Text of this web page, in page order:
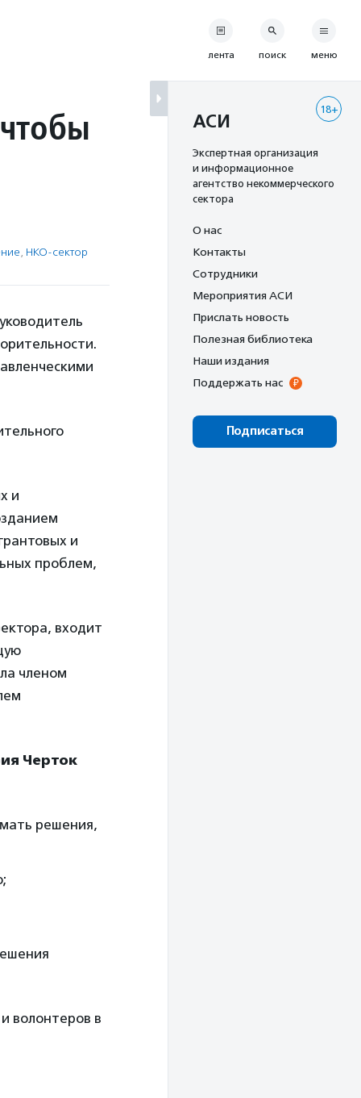
, НКО-сектор
и
и
проблем,
входит
членом
Черток
решения,
волонтеров в
лента поиск меню
18+
АСИ
Экспертная организация
и информационное
агентство некоммерческого
сектора
О нас
Контакты
Сотрудники
Мероприятия АСИ
Прислать новость
Полезная библиотека
Наши издания
Поддержать нас
Подписаться